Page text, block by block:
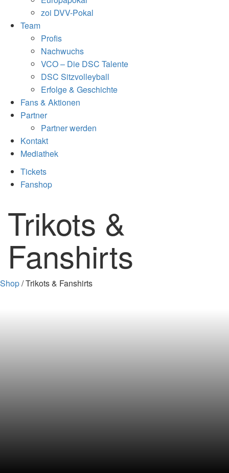
zoi DVV-Pokal
Team
Profis
Nachwuchs
VCO – Die DSC Talente
DSC Sitzvolleyball
Erfolge & Geschichte
Fans & Aktionen
Partner
Partner werden
Kontakt
Mediathek
Tickets
Fanshop
Trikots &
Fanshirts
Shop/ Trikots & Fanshirts